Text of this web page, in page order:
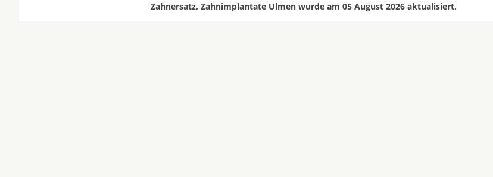
Zahnersatz, Zahnimplantate Ulmen wurde am 05 August 2026 aktualisiert.